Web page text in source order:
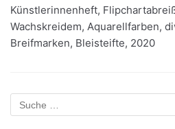
Künstlerinnenheft,
Wachskreidem, Aquarellfarben,
Breifmarken, Bleisteifte,